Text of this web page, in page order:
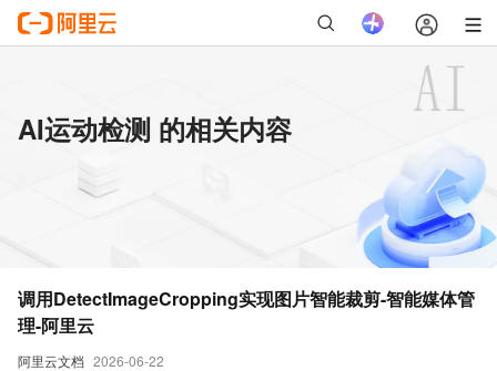
AI运动检测 的相关内容
阿里云文档 2026-06-22
调用DetectImageCropping实现图片智能裁剪-智能媒体管
理-阿里云